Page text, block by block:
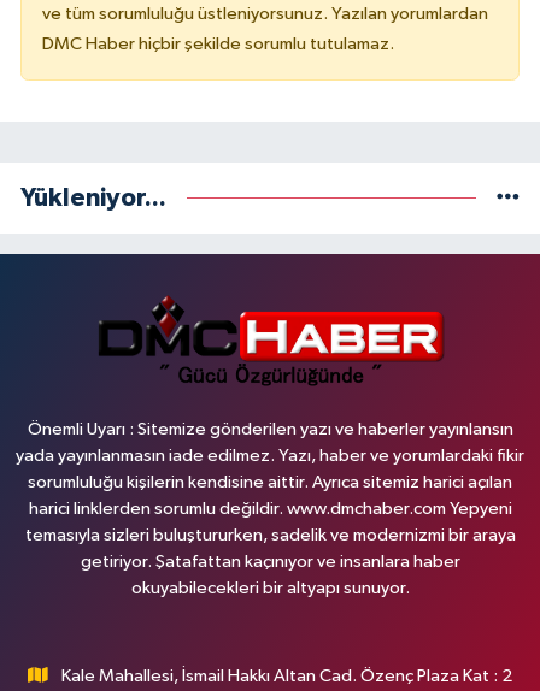
ve tüm sorumluluğu üstleniyorsunuz. Yazılan yorumlardan
DMC Haber hiçbir şekilde sorumlu tutulamaz.
Yükleniyor...
Önemli Uyarı : Sitemize gönderilen yazı ve haberler yayınlansın
yada yayınlanmasın iade edilmez. Yazı, haber ve yorumlardaki fikir
sorumluluğu kişilerin kendisine aittir. Ayrıca sitemiz harici açılan
harici linklerden sorumlu değildir. www.dmchaber.com Yepyeni
temasıyla sizleri buluştururken, sadelik ve modernizmi bir araya
getiriyor. Şatafattan kaçınıyor ve insanlara haber
okuyabilecekleri bir altyapı sunuyor.
Kale Mahallesi, İsmail Hakkı Altan Cad. Özenç Plaza Kat : 2